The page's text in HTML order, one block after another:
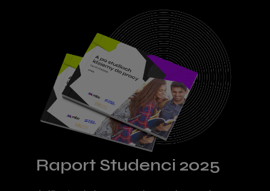
Raport Studenci 2025